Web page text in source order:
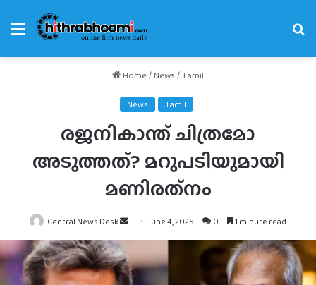
Menu
Home/News /Tamil
News Tamil
രജനികാന്ത് ചിത്രമോ
അടുത്തത്? മറുപടിയുമായി
മണിരത്‌നം
Central News Desk
Send
an
email
June 4, 2025 0 1 minute read